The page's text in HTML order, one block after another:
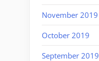
November 2019
October 2019
September 2019